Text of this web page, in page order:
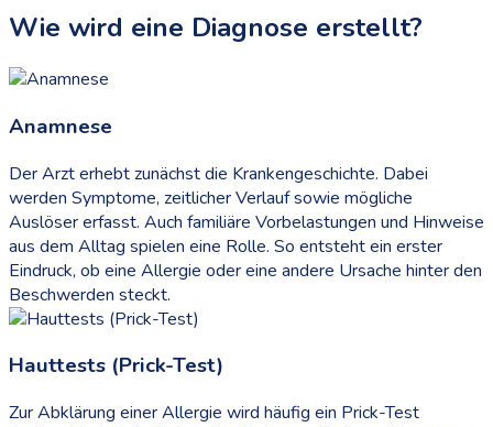
Wie wird eine Diagnose erstellt?
Anamnese
Der Arzt erhebt zunächst die Krankengeschichte. Dabei
werden Symptome, zeitlicher Verlauf sowie mögliche
Auslöser erfasst. Auch familiäre Vorbelastungen und Hinweise
aus dem Alltag spielen eine Rolle. So entsteht ein erster
Eindruck, ob eine Allergie oder eine andere Ursache hinter den
Beschwerden steckt.
Hauttests (Prick-Test)
Zur Abklärung einer Allergie wird häufig ein Prick-Test